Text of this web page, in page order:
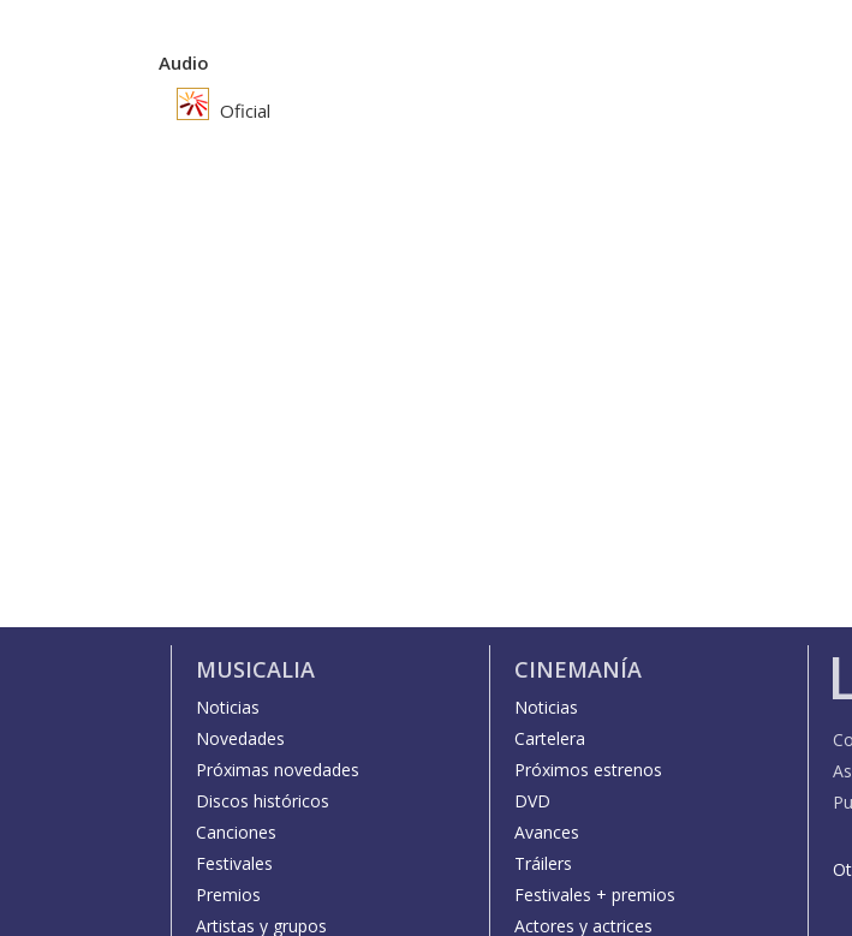
Audio
Oficial
MUSICALIA
Noticias
Novedades
Próximas novedades
Discos históricos
Canciones
Festivales
Premios
Artistas y grupos
CINEMANÍA
Noticias
Cartelera
Próximos estrenos
DVD
Avances
Tráilers
Festivales + premios
Actores y actrices